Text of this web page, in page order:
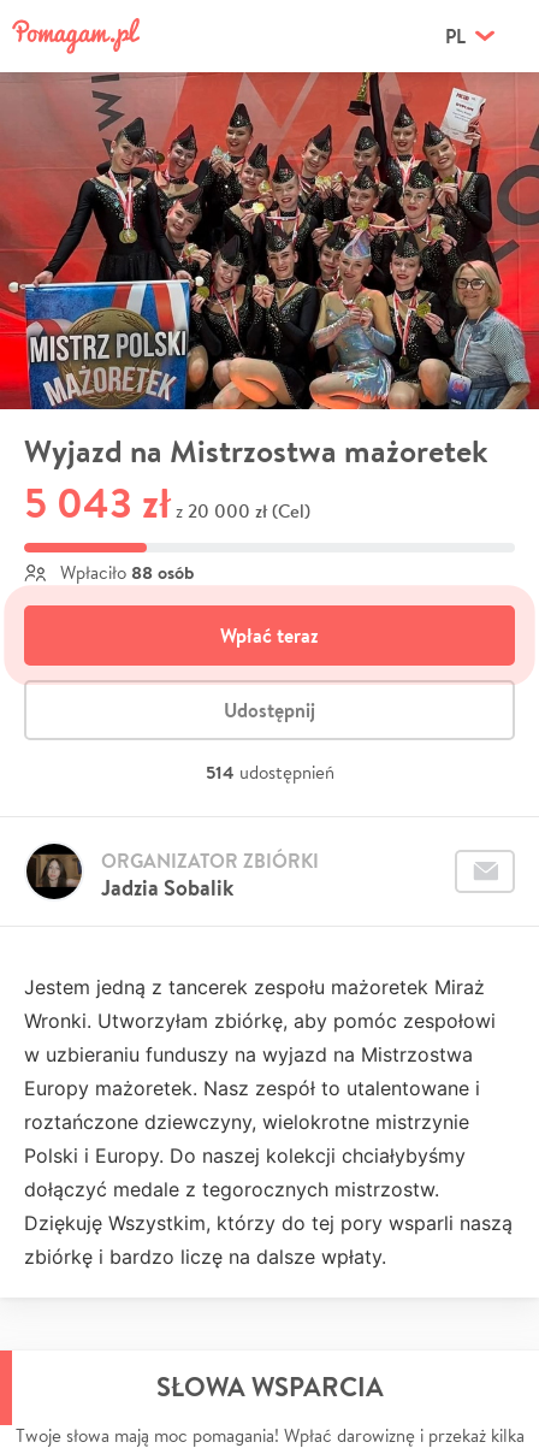
PL
Wyjazd na Mistrzostwa mażoretek
5 043 zł z 20 000 zł (Cel)
Wpłaciło 88 osób
Wpłać teraz
Udostępnij
514 udostępnień
Jadzia Sobalik
ORGANIZATOR ZBIÓRKI
Jestem jedną z tancerek zespołu mażoretek Miraż
Wronki. Utworzyłam zbiórkę, aby pomóc zespołowi
w uzbieraniu funduszy na wyjazd na Mistrzostwa
Europy mażoretek. Nasz zespół to utalentowane i
roztańczone dziewczyny, wielokrotne mistrzynie
Polski i Europy. Do naszej kolekcji chciałybyśmy
dołączyć medale z tegorocznych mistrzostw.
Dziękuję Wszystkim, którzy do tej pory wsparli naszą
zbiórkę i bardzo liczę na dalsze wpłaty.
SŁOWA WSPARCIA
Twoje słowa mają moc pomagania! Wpłać darowiznę i przekaż kilka